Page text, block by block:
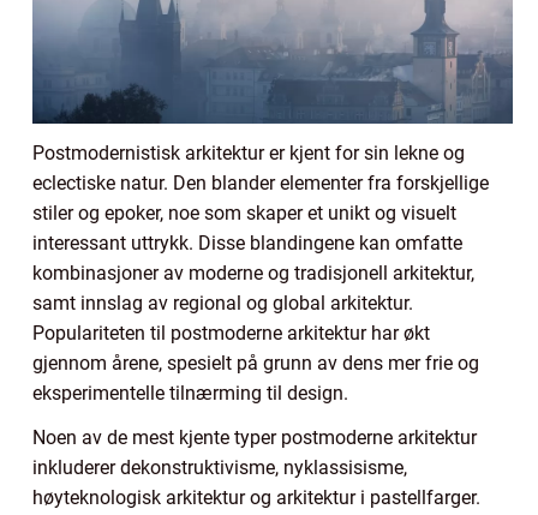
Postmodernistisk arkitektur er kjent for sin lekne og
eclectiske natur. Den blander elementer fra forskjellige
stiler og epoker, noe som skaper et unikt og visuelt
interessant uttrykk. Disse blandingene kan omfatte
kombinasjoner av moderne og tradisjonell arkitektur,
samt innslag av regional og global arkitektur.
Populariteten til postmoderne arkitektur har økt
gjennom årene, spesielt på grunn av dens mer frie og
eksperimentelle tilnærming til design.
Noen av de mest kjente typer postmoderne arkitektur
inkluderer dekonstruktivisme, nyklassisisme,
høyteknologisk arkitektur og arkitektur i pastellfarger.